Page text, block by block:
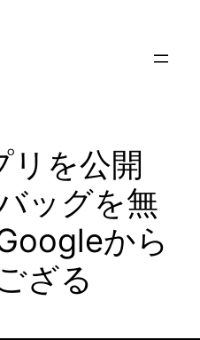
リを公開
ッグを無
から
ざる